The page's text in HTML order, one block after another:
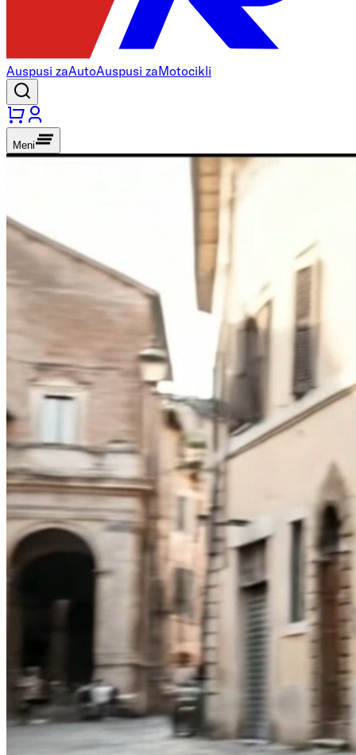
Auspusi zaAutoAuspusi zaMotocikli
Meni